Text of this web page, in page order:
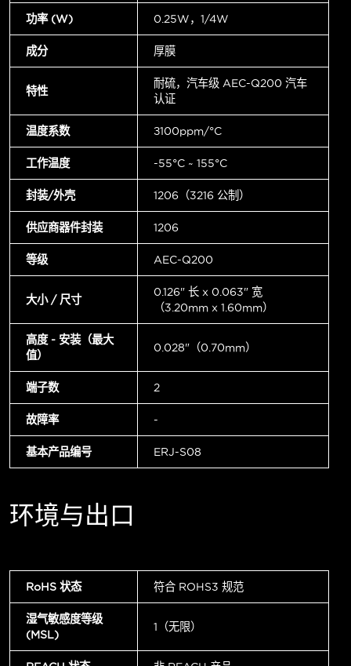
功率 (W) 0.25W，1/4W
成分 厚膜
特性
耐硫，汽车级 AEC-Q200 汽车
认证
温度系数 ±100ppm/°C
工作温度 -55°C ~ 155°C
封装/外壳 1206（3216 公制）
供应商器件封装 1206
等级 AEC-Q200
大小 / 尺寸
0.126" 长 x 0.063" 宽
（3.20mm x 1.60mm）
高度 - 安装（最大
值）
0.028"（0.70mm）
端子数 2
故障率 -
基本产品编号 ERJ-S08
环境与出口
RoHS 状态 符合 ROHS3 规范
湿气敏感度等级
(MSL)
1（无限）